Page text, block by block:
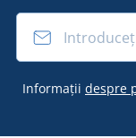
Informații despre